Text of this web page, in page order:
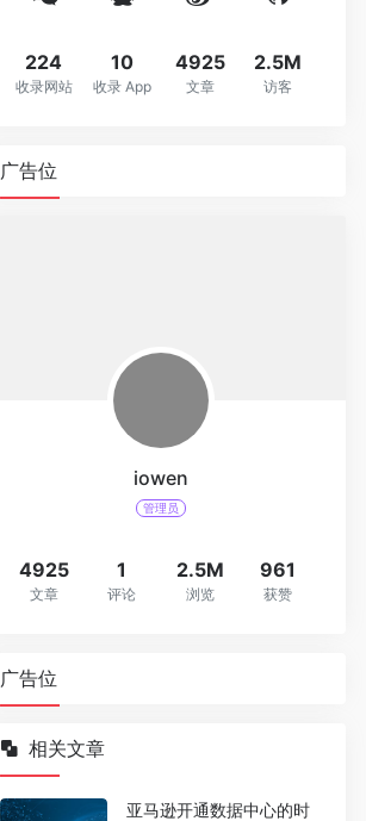
224
收录网站
10
收录 App
4925
文章
2.5M
访客
广告位
iowen
管理员
4925
文章
1
评论
2.5M
浏览
961
获赞
广告位
相关文章
亚马逊开通数据中心的时